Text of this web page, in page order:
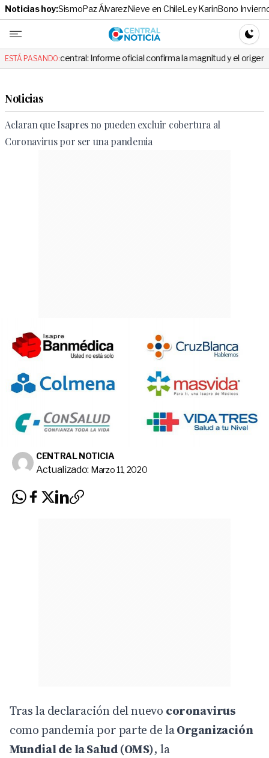
Noticias hoy:SismoPaz ÁlvarezNieve en ChileLey KarinBono
Central
ESTÁ PASANDO:
central: Informe oficial confirma la magnitud y el origen del temblor
Noticias
Aclaran que Isapres no pueden excluir cobertura al
Coronavirus por ser una pandemia
CENTRAL NOTICIA
Actualizado: Marzo 11, 2020
Tras la declaración del nuevo coronavirus
como pandemiapor parte de laOrganización
Mundial de la Salud (OMS), la